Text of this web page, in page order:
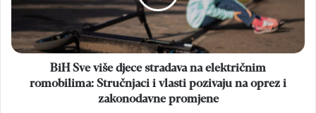
na
romobilima:
Stručnjaci
vlasti
BiH Sve više djece stradava na električnim
romobilima: Stručnjaci i vlasti pozivaju na oprez i
zakonodavne promjene